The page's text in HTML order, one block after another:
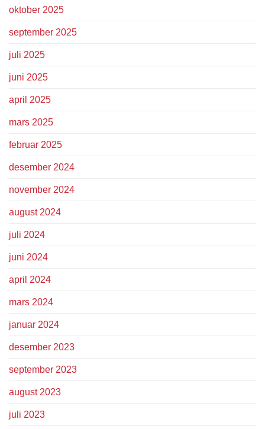
oktober 2025
september 2025
juli 2025
juni 2025
april 2025
mars 2025
februar 2025
desember 2024
november 2024
august 2024
juli 2024
juni 2024
april 2024
mars 2024
januar 2024
desember 2023
september 2023
august 2023
juli 2023